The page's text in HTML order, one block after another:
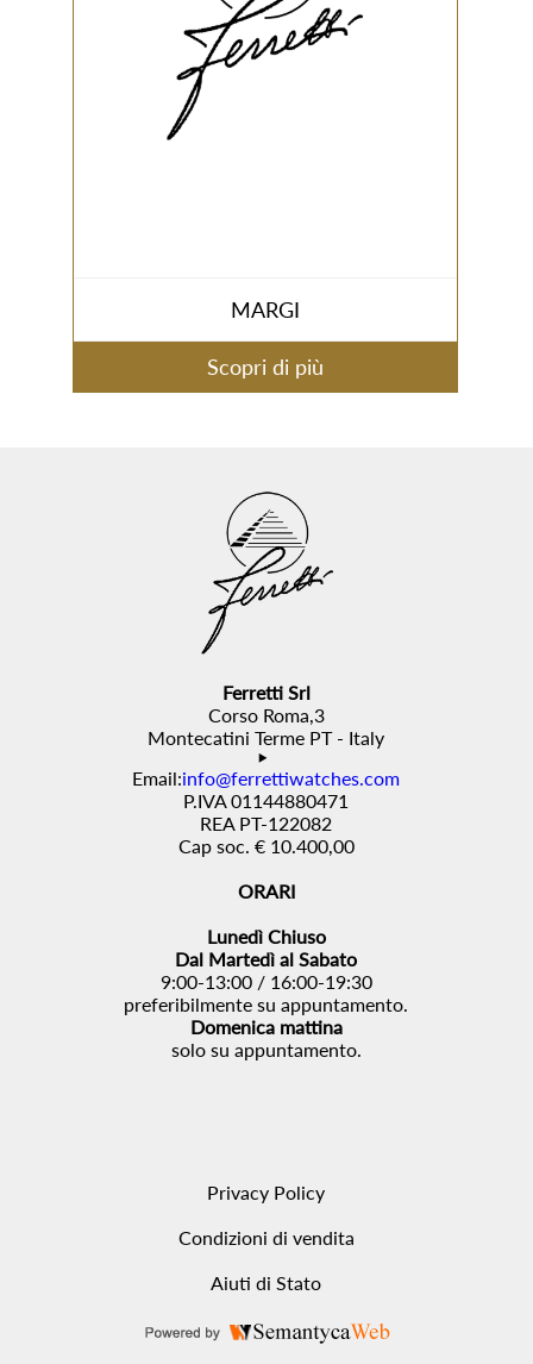
MARGI
Scopri di più
Ferretti Srl
Corso Roma,3
Montecatini Terme PT - Italy
Email:info@ferrettiwatches.com
P.IVA 01144880471
REA PT-122082
Cap soc. € 10.400,00
ORARI
Lunedì Chiuso
Dal Martedì al Sabato
9:00-13:00 / 16:00-19:30
preferibilmente su appuntamento.
Domenica mattina
solo su appuntamento.
Privacy Policy
Condizioni di vendita
Aiuti di Stato